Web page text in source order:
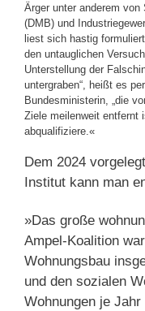
Ärger unter anderem
(DMB) und
liest sich hastig
den untauglichen
Unterstellung der
untergraben“, heißt es
Bundesministerin, „die
Ziele meilenweit entfernt
abqualifiziere.«
Dem 2024
Institut kann man
»Das große
Ampel-Koalition
Wohnungsbau
und den sozialen
Wohnungen je